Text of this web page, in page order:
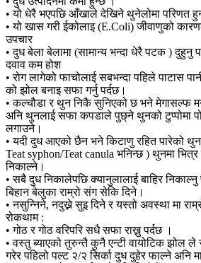
• यो धेरै भएपछि आँखाले देखिने थुनेलोमा परिणत
• यो खास गरी ईकोलाइ (E.Coli) जीवाणुको
उपचार
• दुध बेला बेलामा (सामान्य भन्दा धेरै पटक ) दुहुनु
दवाव कम होश
• रोग लागेको फाचोलाई सबभन्दा पहिले पाटास
को झोल बनाइ सफा गर्नु पर्दछ।
• कल्चौडा र थुन निकै सुनिएको छ भने मेगासल्फ
अनि थुनलाई सफा कपडाले पुछ्ने थुनको टुप्पोमा
लगाउने।
• यदी दुध आएको छैन भने किटाणु रहित पारेको
Teat syphon/Teat canula भनिन्छ ) थुनमा
निकाल्ने।
• सबै दुध निकालेपछि क्यानुलालाई बाहिर
बिहान बेलुका राम्रो संग सेकि दिने।
• नसुन्निने, नदुख्ने सुइ दिने र यस्तो अवस्था मा
रोकथाम :
• गोठ र गोठ वरिपरि सधै सफा राख्नु पर्दछ ।
• वस्तु ब्याएको तुरुन्तै कुनै एन्टी वायोटिक झोल ले
गरेर पहिलो पल्ट २/२ सिर्का दुध दुहेर फाल्ने अनि